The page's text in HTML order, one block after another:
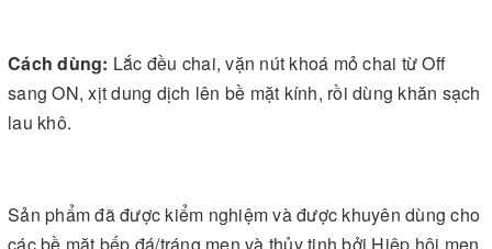
Cách dùng: Lắc đều chai, vặn nút khoá mỏ chai từ Off
sang ON, xịt dung dịch lên bề mặt kính, rồi dùng khăn sạch
lau khô.
Sản phẩm đã được kiểm nghiệm và được khuyên dùng cho
các bề mặt bếp đá/tráng men và thủy tinh bởi Hiệp hội men